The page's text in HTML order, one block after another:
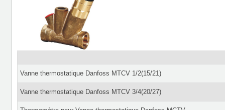
Vanne thermostatique Danfoss MTCV 1/2(15/21)
Vanne thermostatique Danfoss MTCV 3/4(20/27)